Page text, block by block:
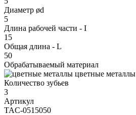
Диаметр ød
5
Длина рабочей части - I
15
Общая длина - L
50
Обрабатываемый материал
цветные металлы
Количество зубьев
3
Артикул
TAC-0515050